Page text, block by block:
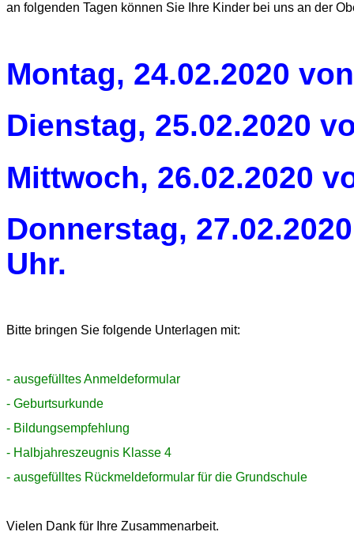
an folgenden Tagen können Sie Ihre Kinder bei uns an der
Montag, 24.02.2020
Dienstag, 25.02.2020
Mittwoch, 26.02.2020
Donnerstag,
Uhr.
Bitte bringen Sie folgende Unterlagen mit:
- ausgefülltes Anmeldeformular
- Geburtsurkunde
- Bildungsempfehlung
- Halbjahreszeugnis Klasse 4
- ausgefülltes Rückmeldeformular für die Grundschule
Vielen Dank für Ihre Zusammenarbeit.